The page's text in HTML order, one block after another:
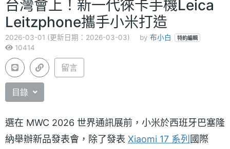
台灣會上！新一代徠卡手機Leica
Leitzphone攜手小米打造
2026-03-01 (更新日期：2026-03-03) by 布小白 特約編輯
10414
留言
目錄
選在 MWC 2026 世界通訊展前，小米於西班牙巴塞隆
納舉辦新品發表會，除了發表 Xiaomi 17 系列 國際